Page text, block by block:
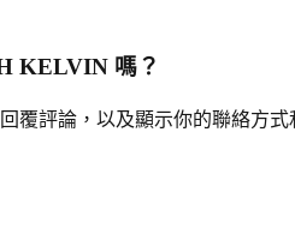
KELVIN 嗎？
覆評論，以及顯示你的聯絡方式